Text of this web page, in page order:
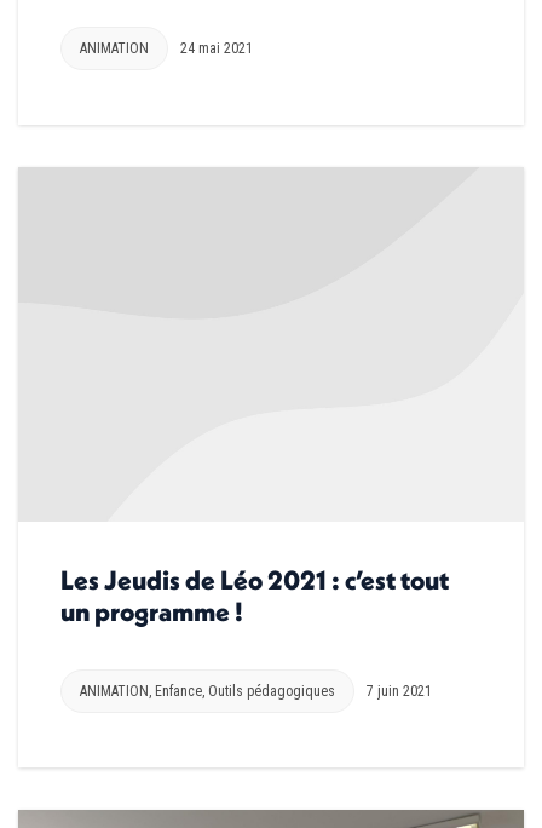
ANIMATION 24 mai 2021
Les Jeudis de Léo 2021 : c’est tout
un programme !
ANIMATION Enfance Outils pédagogiques 7 juin 2021